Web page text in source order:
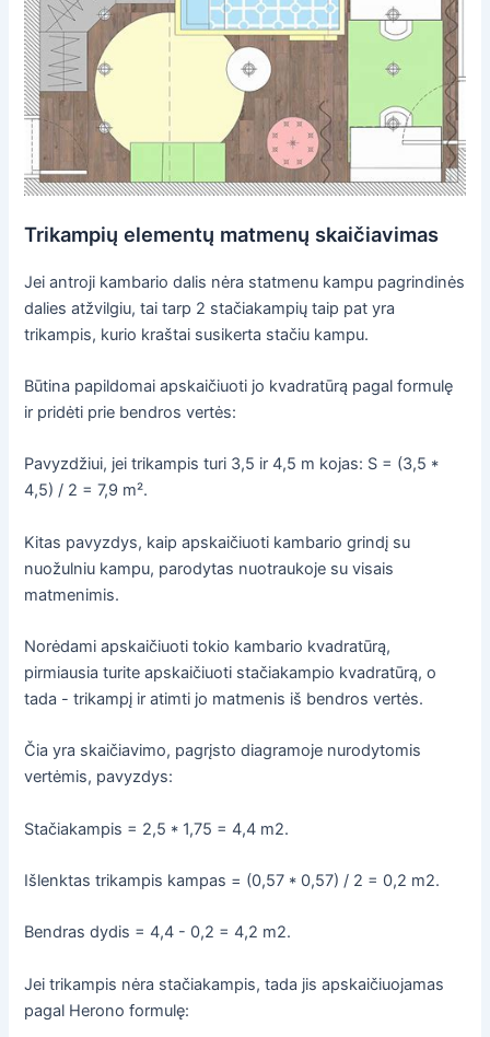
Trikampių elementų matmenų skaičiavimas
Jei antroji kambario dalis nėra statmenu kampu pagrindinės
dalies atžvilgiu, tai tarp 2 stačiakampių taip pat yra
trikampis, kurio kraštai susikerta stačiu kampu.
Būtina papildomai apskaičiuoti jo kvadratūrą pagal formulę
ir pridėti prie bendros vertės:
Pavyzdžiui, jei trikampis turi 3,5 ir 4,5 m kojas: S = (3,5 *
4,5) / 2 = 7,9 m².
Kitas pavyzdys, kaip apskaičiuoti kambario grindį su
nuožulniu kampu, parodytas nuotraukoje su visais
matmenimis.
Norėdami apskaičiuoti tokio kambario kvadratūrą,
pirmiausia turite apskaičiuoti stačiakampio kvadratūrą, o
tada - trikampį ir atimti jo matmenis iš bendros vertės.
Čia yra skaičiavimo, pagrįsto diagramoje nurodytomis
vertėmis, pavyzdys:
Stačiakampis = 2,5 * 1,75 = 4,4 m2.
Išlenktas trikampis kampas = (0,57 * 0,57) / 2 = 0,2 m2.
Bendras dydis = 4,4 - 0,2 = 4,2 m2.
Jei trikampis nėra stačiakampis, tada jis apskaičiuojamas
pagal Herono formulę: